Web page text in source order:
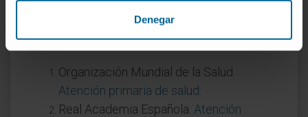
Denegar
Referencias
Organización Mundial de la Salud.
Atención primaria de salud
Real Academia Española. Atención